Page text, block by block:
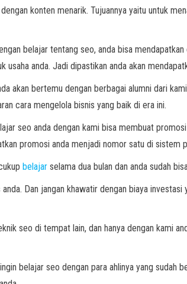
konten menarik. Tujuannya yaitu untuk
belajar tentang seo, anda bisa
anda. Jadi dipastikan anda akan
akan bertemu dengan berbagai alumni dari
cara mengelola bisnis yang baik di era ini.
seo anda dengan kami bisa membuat
promosi anda menjadi nomor satu di sistem
belajar selama dua bulan dan anda sudah
Dan jangan khawatir dengan biaya
seo di tempat lain, dan hanya dengan kami
belajar seo dengan para ahlinya yang sudah